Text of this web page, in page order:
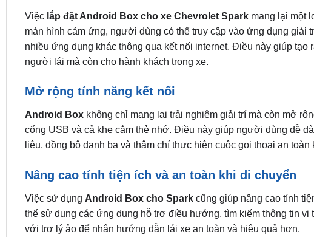
Việc lắp đặt Android Box cho xe Chevrolet Sparkmang lại một
màn hình cảm ứng, người dùng có thể truy cập vào ứng dụng giải
nhiều ứng dụng khác thông qua kết nối internet. Điều này giúp tạo
người lái mà còn cho hành khách trong xe.
Mở rộng tính năng kết nối
Android Boxkhông chỉ mang lại trải nghiệm giải trí mà còn mở
cổng USB và cả khe cắm thẻ nhớ. Điều này giúp người dùng dễ
liệu, đồng bộ danh bạ và thậm chí thực hiện cuộc gọi thoại an toàn
Nâng cao tính tiện ích và an toàn khi di chuyển
Việc sử dụng Android Box cho Sparkcũng giúp nâng cao tính
thể sử dụng các ứng dụng hỗ trợ điều hướng, tìm kiếm thông tin
với trợ lý ảo để nhận hướng dẫn lái xe an toàn và hiệu quả hơn.